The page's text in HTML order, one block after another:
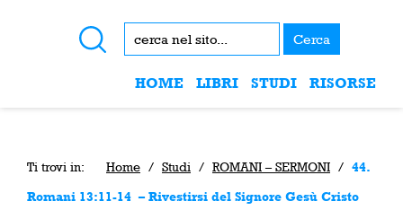
Cerca
HOME LIBRI STUDI RISORSE
Ti trovi in: Home / Studi / ROMANI – SERMONI / 44.
Romani 13:11-14 – Rivestirsi del Signore Gesù Cristo